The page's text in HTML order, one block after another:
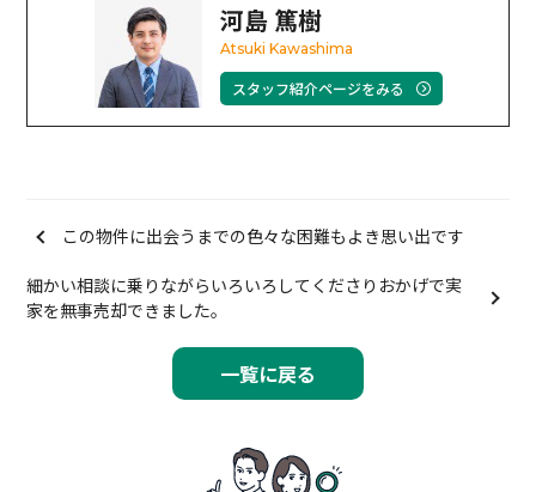
河島 篤樹
Atsuki Kawashima
スタッフ紹介ページをみる
この物件に出会うまでの色々な困難もよき思い出です
一覧に戻る
細かい相談に乗りながらいろいろしてくださりおかげで実
家を無事売却できました。